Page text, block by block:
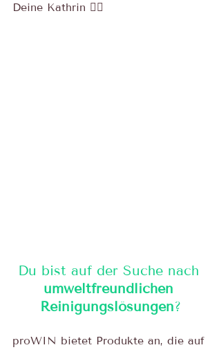
Deine Kathrin 🙋‍♀️
Du bist auf der Suche nach
umweltfreundlichen
Reinigungslösungen?
proWIN bietet Produkte an, die auf